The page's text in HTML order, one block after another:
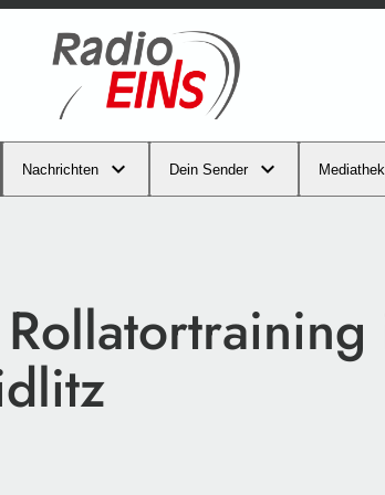
Nachrichten Dein Sender Mediathek